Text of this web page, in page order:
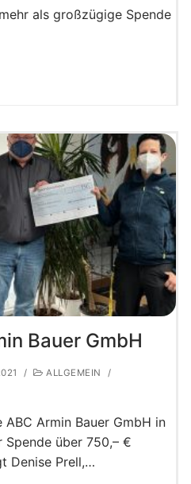
als großzügige Spende
Bauer GmbH
/ ALLGEMEIN
/
Armin Bauer GmbH in
Spende über 750,– €
Denise Prell,…